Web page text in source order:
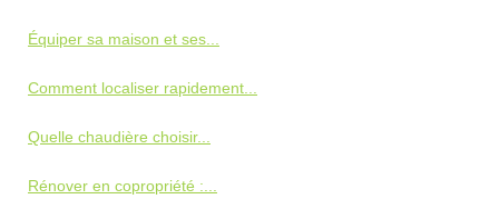
Équiper sa maison et ses...
Comment localiser rapidement...
Quelle chaudière choisir...
Rénover en copropriété :...